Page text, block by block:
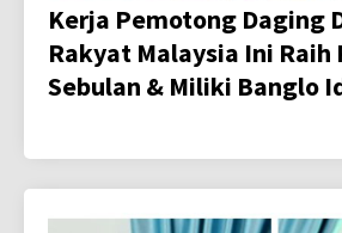
Kerja Pemotong Daging
Rakyat Malaysia Ini Raih
Sebulan & Miliki Banglo